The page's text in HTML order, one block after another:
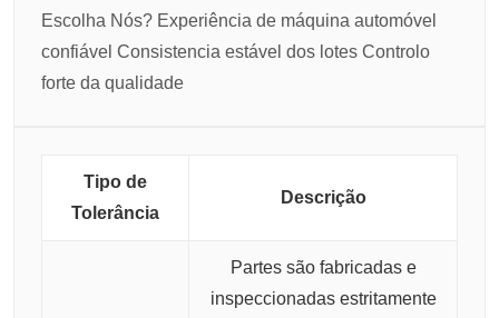
Escolha Nós? Experiência de máquina automóvel
confiável Consistencia estável dos lotes Controlo
forte da qualidade
Tipo de
Tolerância
Descrição
Partes são fabricadas e
inspeccionadas estritamente